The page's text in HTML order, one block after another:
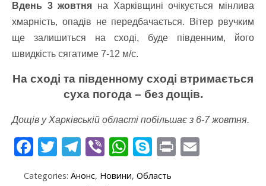
Вдень 3 жовтня на Харківщині очікується мінлива
хмарність, опадів не передбачається. Вітер рвучким
ще залишиться на сході, буде південним, його
швидкість сягатиме 7-12 м/с.
На сході та південному сході втримається
суха погода – без дощів.
Дощів у Харківській області побільшає з 6-7 жовтня.
F T T Vi W S Pr
Categories: Анонс, Новини, Область